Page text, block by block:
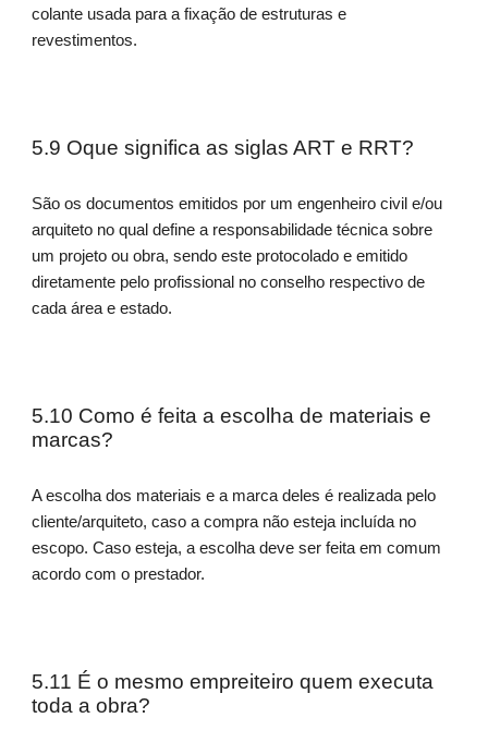
colante usada para a fixação de estruturas e
revestimentos.
5.9 Oque significa as siglas ART e RRT?
São os documentos emitidos por um engenheiro civil e/ou
arquiteto no qual define a responsabilidade técnica sobre
um projeto ou obra, sendo este protocolado e emitido
diretamente pelo profissional no conselho respectivo de
cada área e estado.
5.10 Como é feita a escolha de materiais e
marcas?
A escolha dos materiais e a marca deles é realizada pelo
cliente/arquiteto, caso a compra não esteja incluída no
escopo. Caso esteja, a escolha deve ser feita em comum
acordo com o prestador.
5.11 É o mesmo empreiteiro quem executa
toda a obra?